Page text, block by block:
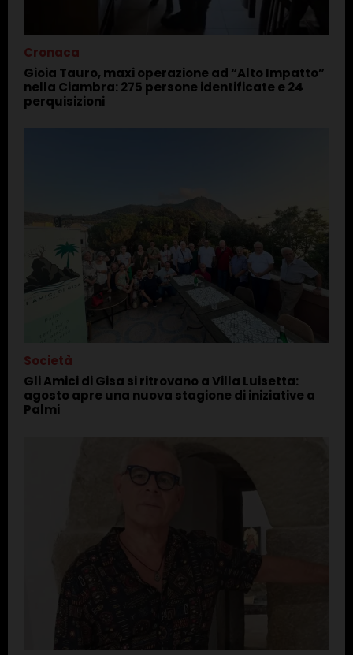
Cronaca
Gioia Tauro, maxi operazione ad “Alto Impatto”
nella Ciambra: 275 persone identificate e 24
perquisizioni
Società
Gli Amici di Gisa si ritrovano a Villa Luisetta:
agosto apre una nuova stagione di iniziative a
Palmi